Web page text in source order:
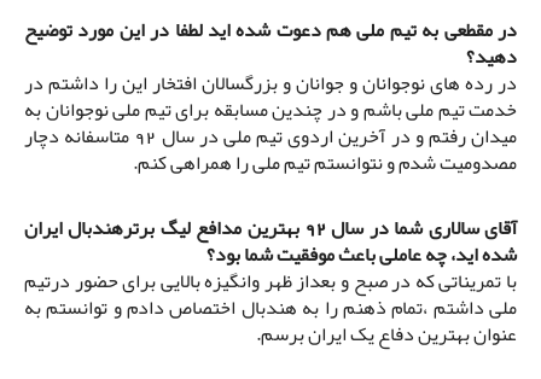
در مقطعی به تیم ملی هم دعوت شده اید لطفا در این مورد توضیح
دهید؟
در رده های نوجوانان و جوانان و بزرگسالان افتخار این را داشتم در
خدمت تیم ملی باشم و در چندین مسابقه برای تیم ملی نوجوانان به
میدان رفتم و در آخرین اردوی تیم ملی در سال 92 متاسفانه دچار
مصدومیت شدم و نتوانستم تیم ملی را همراهی کنم.
آقای سالاری شما در سال 92 بهترین مدافع لیگ برترهندبال ایران
شده اید، چه عاملی باعث موفقیت شما بود؟
با تمریناتی که در صبح و بعداز ظهر وانگیزه بالایی برای حضور درتیم
ملی داشتم ،تمام ذهنم را به هندبال اختصاص دادم و توانستم به
عنوان بهترین دفاع یک ایران برسم.